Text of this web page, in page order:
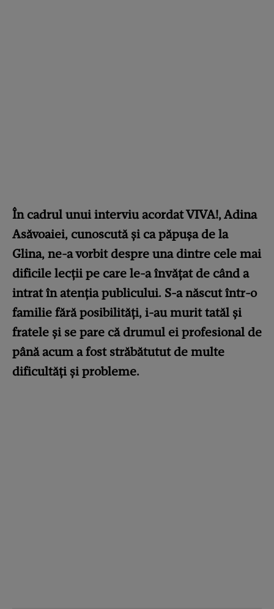
În cadrul unui interviu acordat VIVA!, Adina
Asăvoaiei, cunoscută și ca păpușa de la
Glina, ne-a vorbit despre una dintre cele mai
dificile lecții pe care le-a învățat de când a
intrat în atenția publicului. S-a născut într-o
familie fără posibilități, i-au murit tatăl și
fratele și se pare că drumul ei profesional de
până acum a fost străbătutut de multe
dificultăți și probleme.